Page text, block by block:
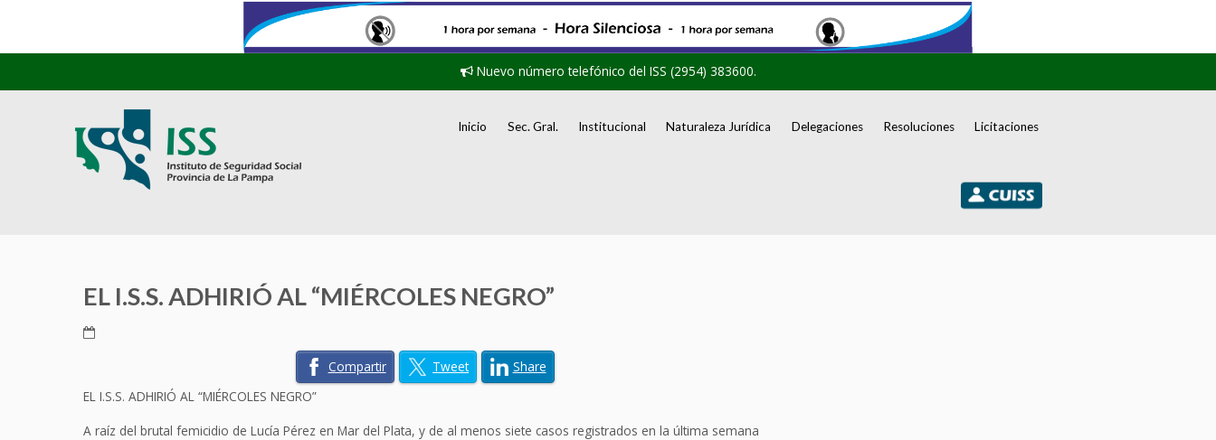
Nuevo número telefónico del ISS (2954) 383600.
Inicio Sec. Gral. Institucional Naturaleza Jurídica Delegaciones Resoluciones Licitaciones
EL I.S.S. ADHIRIÓ AL “MIÉRCOLES NEGRO”
Compartir Tweet
Share
EL I.S.S. ADHIRIÓ AL “MIÉRCOLES NEGRO”
A raíz del brutal femicidio de Lucía Pérez en Mar del Plata, y de al menos siete casos registrados en la última semana